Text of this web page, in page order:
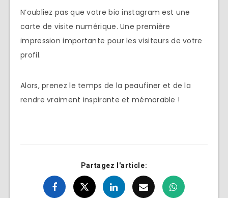
N’oubliez pas que votre bio instagram est une
carte de visite numérique. Une première
impression importante pour les visiteurs de votre
profil.
Alors, prenez le temps de la peaufiner et de la
rendre vraiment inspirante et mémorable !
Partagez l'article: